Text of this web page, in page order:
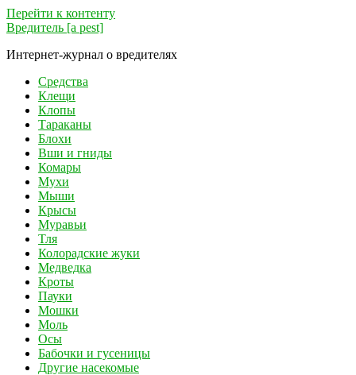
Перейти к контенту
Вредитель [a pest]
Интернет-журнал о вредителях
Средства
Клещи
Клопы
Тараканы
Блохи
Вши и гниды
Комары
Мухи
Мыши
Крысы
Муравьи
Тля
Колорадские жуки
Медведка
Кроты
Пауки
Мошки
Моль
Осы
Бабочки и гусеницы
Другие насекомые